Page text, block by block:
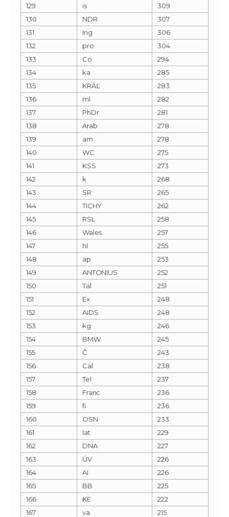
129
is
309
130
NDR
307
131
Ing
306
132
pro
304
133
Co
294
134
ka
285
135
KRÁĽ
283
136
ml
282
137
PhDr
281
138
Arab
278
139
am
278
140
WC
275
141
KSS
273
142
k
268
143
SR
265
144
TICHÝ
262
145
RSL
258
146
Wales
257
147
hl
255
148
ap
253
149
ANTONIUS
252
150
Tal
251
151
Ex
248
152
AIDS
248
153
kg
246
154
BMW
245
155
Č
243
156
Cal
238
157
Tel
237
158
Franc
236
159
fi
236
160
OSN
233
161
lat
229
162
DNA
227
163
ÚV
226
164
AI
226
165
BB
225
166
KE
222
167
va
215